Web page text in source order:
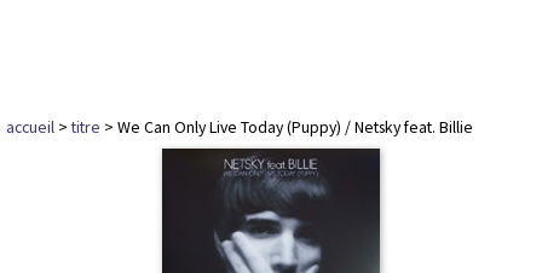
accueil >titre > We Can Only Live Today (Puppy) / Netsky feat. Billie